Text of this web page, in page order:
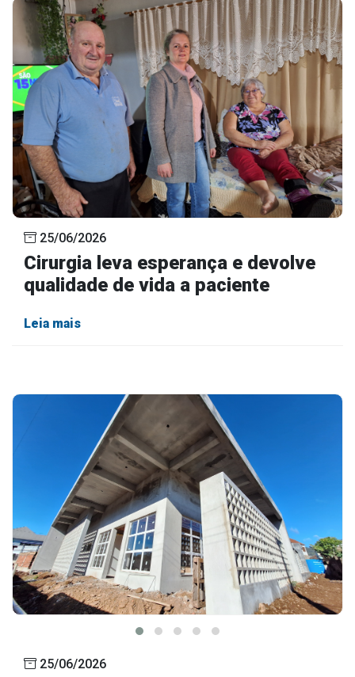
25/06/2026
Cirurgia leva esperança e devolve
qualidade de vida a paciente
Leia mais
25/06/2026